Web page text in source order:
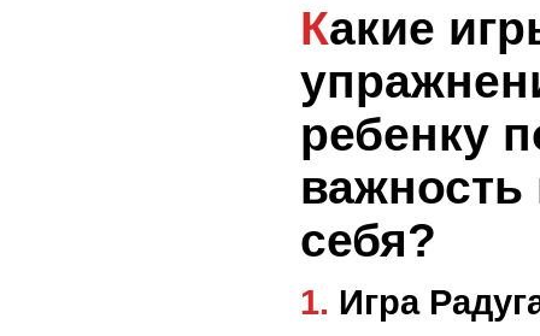
Какие игры и
ребенку
себя?
1. Игра